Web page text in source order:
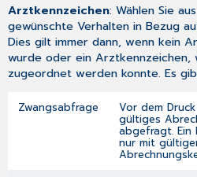
Arztkennzeichen: Wählen Sie
gewünschte Verhalten in Bezug
Dies gilt immer dann, wenn kein
wurde oder ein Arztkennzeichen,
zugeordnet werden konnte. Es
Zwangsabfrage Vor dem
gültiges
abgefragt. Ein
nur mit